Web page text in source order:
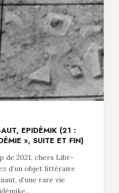
EPIDÉMIK (21 :
», SUITE ET FIN)
de 2021, chers Libr-
d’un objet littéraire
d’une rare vie